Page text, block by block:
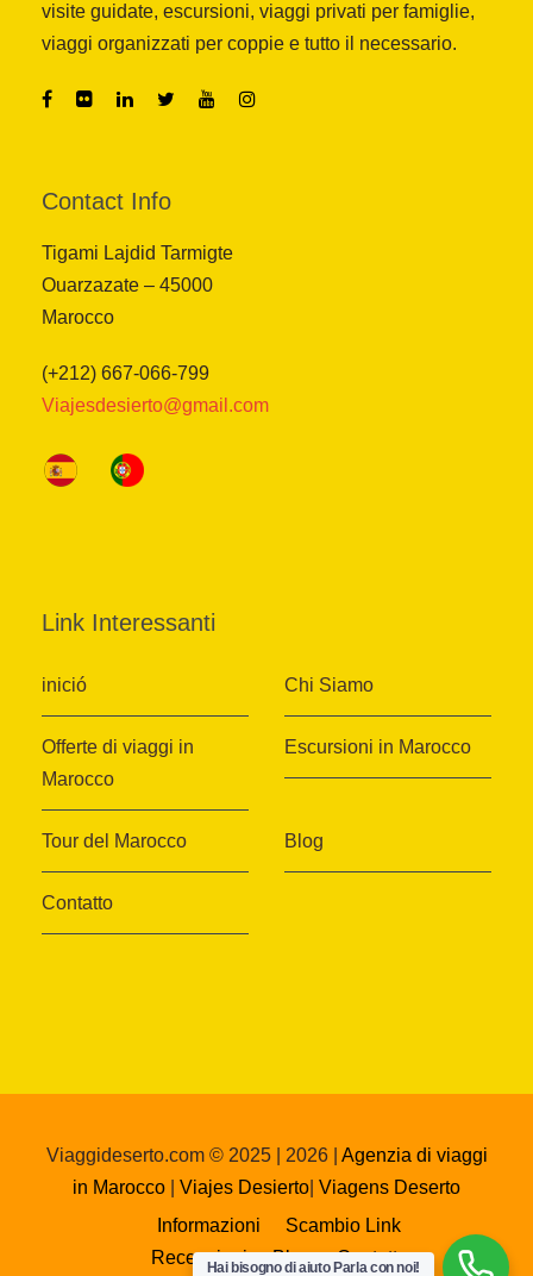
visite guidate, escursioni, viaggi privati per famiglie,
viaggi organizzati per coppie e tutto il necessario.
Contact Info
Tigami Lajdid Tarmigte
Ouarzazate – 45000
Marocco
(+212) 667-066-799
Viajesdesierto@gmail.com
Link Interessanti
inició Chi Siamo
Offerte di viaggi in
Marocco
Escursioni in Marocco
Tour del Marocco Blog
Contatto
Viaggideserto.com © 2025 | 2026 | Agenzia di viaggi
in Marocco
Viajes Desierto Viagens Deserto
Informazioni
Scambio Link
Recensioni
Blog Contatto
Hai bisogno di aiuto Parla con noi!